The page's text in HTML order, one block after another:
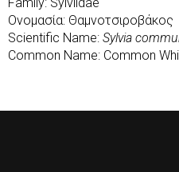
Ονομασία: Θαμνοτσιροβάκος
Scientific Name: Sylvia
Common Name: Common